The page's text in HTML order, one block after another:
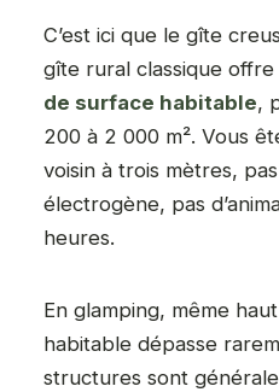
C’est ici que le gîte
gîte rural classique offre
de surface habitable,
200 à 2 000 m². Vous
voisin à trois mètres,
électrogène, pas
heures.
En glamping, même
habitable dépasse
structures sont